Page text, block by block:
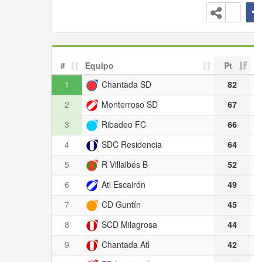
# Equipo Pt
1
Chantada SD 82
2
Monterroso SD 67
3
Ribadeo FC 66
4
SDC Residencia 64
5
R Villalbés B 52
6
Atl Escairón 49
7
CD Guntín 45
8
SCD Milagrosa 44
9
Chantada Atl 42